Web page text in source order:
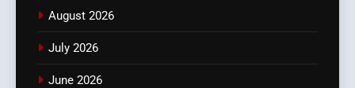
August 2026
July 2026
June 2026